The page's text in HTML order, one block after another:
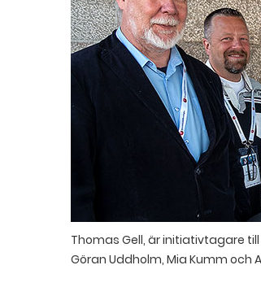
Thomas Gell, är initiativtagare
Göran Uddholm, Mia Kumm och